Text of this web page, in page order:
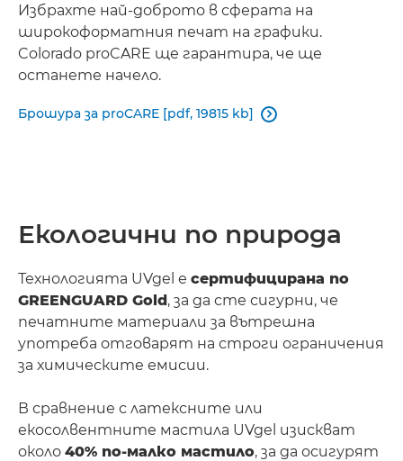
Избрахте най-доброто в сферата на
широкоформатния печат на графики.
Colorado proCARE ще гарантира, че ще
останете начело.
Брошура за proCARE [pdf, 19815 kb] 
Екологични по природа
Технологията UVgel е сертифицирана по
GREENGUARD Gold, за да сте сигурни, че
печатните материали за вътрешна
употреба отговарят на строги ограничения
за химическите емисии.
В сравнение с латексните или
екосолвентните мастила UVgel изискват
около 40% по-малко мастило, за да осигурят